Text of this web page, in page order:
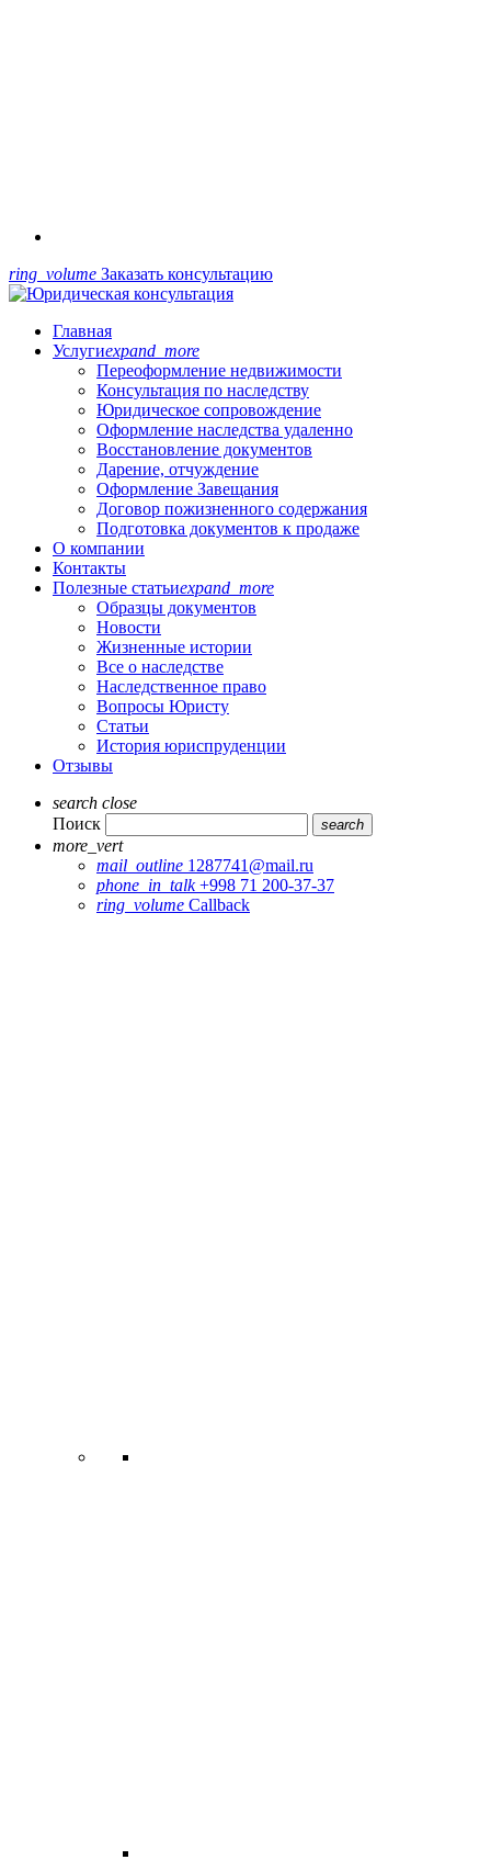
ring_volume Заказать консультацию
Главная
Услугиexpand_more
Переоформление недвижимости
Консультация по наследству
Юридическое сопровождение
Оформление наследства удаленно
Восстановление документов
Дарение, отчуждение
Оформление Завещания
Договор пожизненного содержания
Подготовка документов к продаже
О компании
Контакты
Полезные статьиexpand_more
Образцы документов
Новости
Жизненные истории
Все о наследстве
Наследственное право
Вопросы Юристу
Статьи
История юриспруденции
Отзывы
search close
Поиск
search
more_vert
mail_outline 1287741@mail.ru
phone_in_talk +998 71 200-37-37
ring_volume Callback